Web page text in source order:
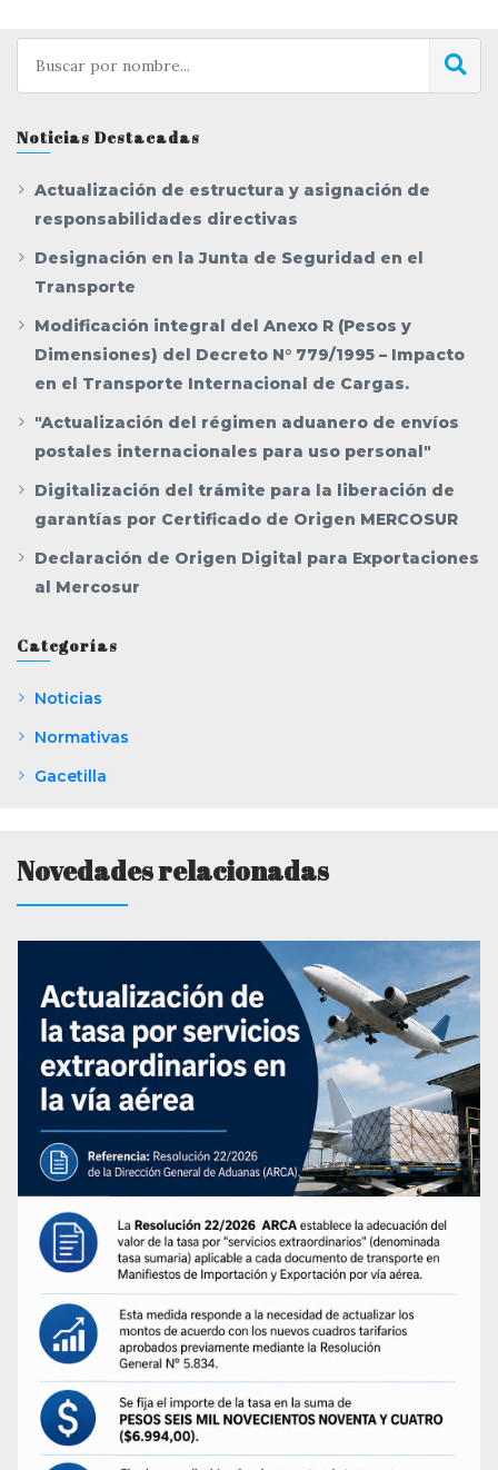
Noticias Destacadas
Actualización de estructura y asignación de
responsabilidades directivas
Designación en la Junta de Seguridad en el
Transporte
Modificación integral del Anexo R (Pesos y
Dimensiones) del Decreto N° 779/1995 – Impacto
en el Transporte Internacional de Cargas.
"Actualización del régimen aduanero de envíos
postales internacionales para uso personal"
Digitalización del trámite para la liberación de
garantías por Certificado de Origen MERCOSUR
Declaración de Origen Digital para Exportaciones
al Mercosur
Categorías
Noticias
Normativas
Gacetilla
Novedades relacionadas